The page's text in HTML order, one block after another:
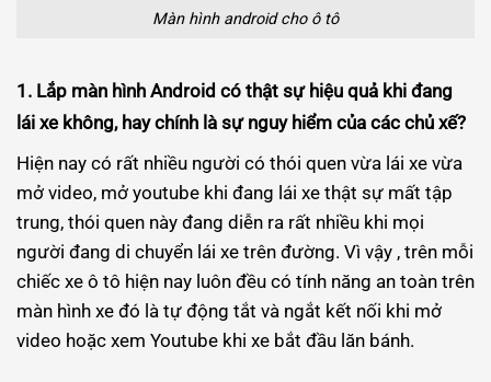
Màn hình android cho ô tô
1. Lắp màn hình Android có thật sự hiệu quả khi đang
lái xe không, hay chính là sự nguy hiểm của các chủ xế?
Hiện nay có rất nhiều người có thói quen vừa lái xe vừa
mở video, mở youtube khi đang lái xe thật sự mất tập
trung, thói quen này đang diễn ra rất nhiều khi mọi
người đang di chuyển lái xe trên đường. Vì vậy , trên mỗi
chiếc xe ô tô hiện nay luôn đều có tính năng an toàn trên
màn hình xe đó là tự động tắt và ngắt kết nối khi mở
video hoặc xem Youtube khi xe bắt đầu lăn bánh.